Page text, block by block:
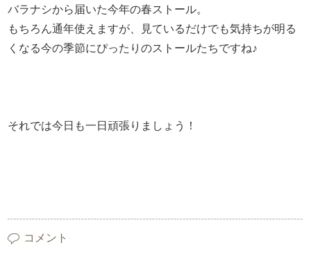
バラナシから届いた今年の春ストール。
もちろん通年使えますが、見ているだけでも気持ちが明る
くなる今の季節にぴったりのストールたちですね♪
それでは今日も一日頑張りましょう！
コメント